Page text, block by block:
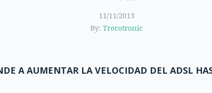
11/11/2013
By: Trocotronic
A AUMENTAR LA VELOCIDAD DEL ADSL